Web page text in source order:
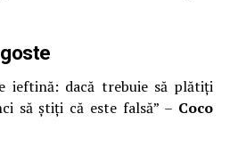
ieftină: dacă trebuie să plătiți
să știți că este falsă” – Coco